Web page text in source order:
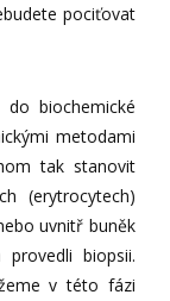
pociťovat
do biochemické
metodami
tak stanovit
(erytrocytech)
uvnitř buněk
biopsii.
v této fázi